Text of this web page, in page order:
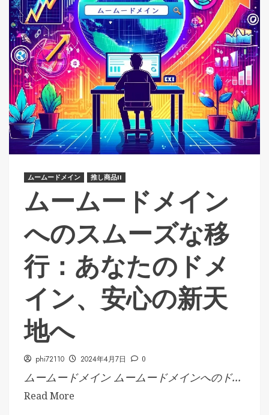
ムームードメイン 推し商品II
ムームードメイン
へのスムーズな移
行：あなたのドメ
イン、安心の新天
地へ
phi72110 2024年4月7日 0
ムームードメイン ムームードメインへのド...
Read More